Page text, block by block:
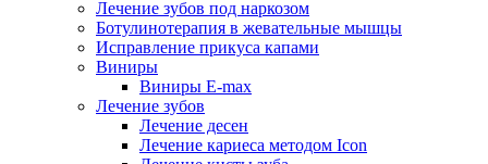
Лечение зубов под наркозом
Ботулинотерапия в жевательные мышцы
Исправление прикуса капами
Виниры
Виниры E-max
Лечение зубов
Лечение десен
Лечение кариеса методом Icon